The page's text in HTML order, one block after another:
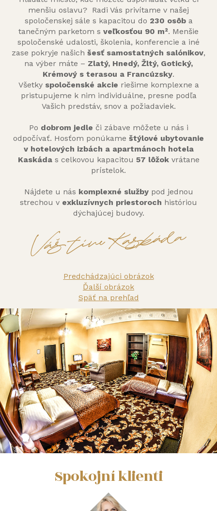
menšiu oslavu? Radi Vás privítame v našej
spoločenskej sále s kapacitou do 230 osôba
tanečným parketom s veľkosťou 90 m². Menšie
spoločenské udalosti, školenia, konferencie a iné
zase pokryje našich šesť samostatných salónikov,
na výber máte – Zlatý, Hnedý, Žltý, Gotický,
Krémový s terasou a Francúzsky.
Všetky spoločenské akcie riešime komplexne a
pristupujeme k nim individuálne, presne podľa
Vašich predstáv, snov a požiadaviek.
Po dobrom jedle či zábave môžete u nás i
odpočívať. Hosťom ponúkame štýlové ubytovanie
v hotelových izbách a apartmánoch hotela
Kaskádas celkovou kapacitou 57 lôžokvrátane
prístelok.
Nájdete u nás komplexné službypod jednou
strechou v exkluzívnych priestoroch históriou
dýchajúcej budovy.
Predchádzajúci obrázok
Ďalší obrázok
Späť na prehľad
Spokojní klienti